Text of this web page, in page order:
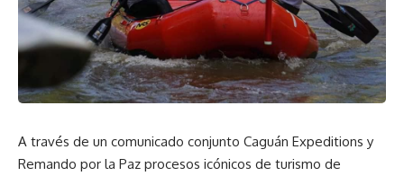
A través de un comunicado conjunto Caguán Expeditions y
Remando por la Paz procesos icónicos de turismo de